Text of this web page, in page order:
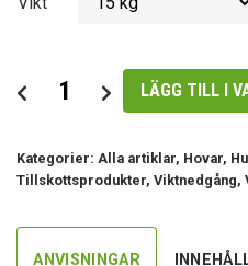
MetaVital+
LÄGG TILL I
Kategorier: Alla artiklar, Hovar,
Tillskottsprodukter, Viktnedgång,
ANVISNINGAR